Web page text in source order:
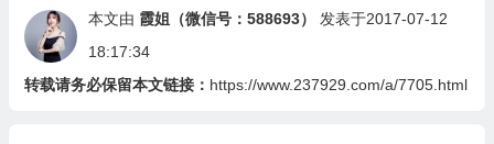
本文由 霞姐（微信号：588693）
发表于2017-07-12
18:17:34
转载请务必保留本文链接： https://www.237929.com/a/7705.html